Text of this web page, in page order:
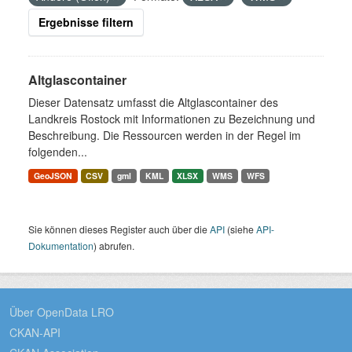
Ergebnisse filtern
Altglascontainer
Dieser Datensatz umfasst die Altglascontainer des
Landkreis Rostock mit Informationen zu Bezeichnung und
Beschreibung. Die Ressourcen werden in der Regel im
folgenden...
GeoJSON CSV gml KML XLSX WMS WFS
Sie können dieses Register auch über dieAPI (sieheAPI-
Dokumentation) abrufen.
Über OpenData LRO
CKAN-API